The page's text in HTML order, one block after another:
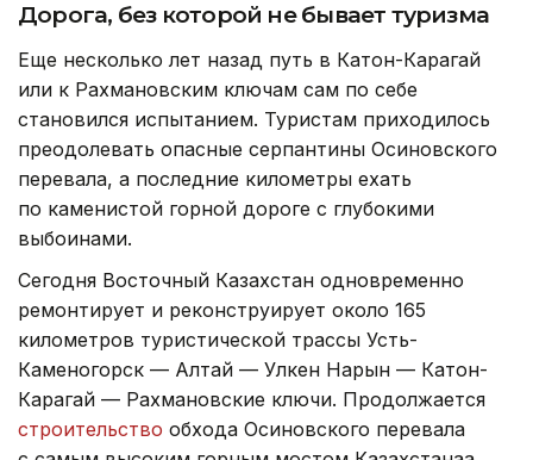
Дорога, без которой не бывает туризма
Еще несколько лет назад путь в Катон-Карагай
или к Рахмановским ключам сам по себе
становился испытанием. Туристам приходилось
преодолевать опасные серпантины Осиновского
перевала, а последние километры ехать
по каменистой горной дороге с глубокими
выбоинами.
Сегодня Восточный Казахстан одновременно
ремонтирует и реконструирует около 165
километров туристической трассы Усть-
Каменогорск — Алтай — Улкен Нарын — Катон-
Карагай — Рахмановские ключи. Продолжается
строительство обхода Осиновского перевала